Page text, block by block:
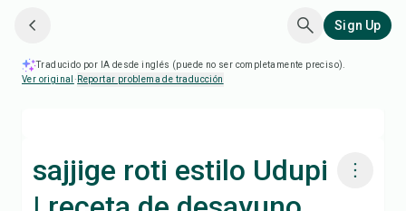
Sign Up
Traducido por IA desde inglés (puede no ser completamente preciso).
Ver original · Reportar problema de traducción
sajjige roti estilo Udupi